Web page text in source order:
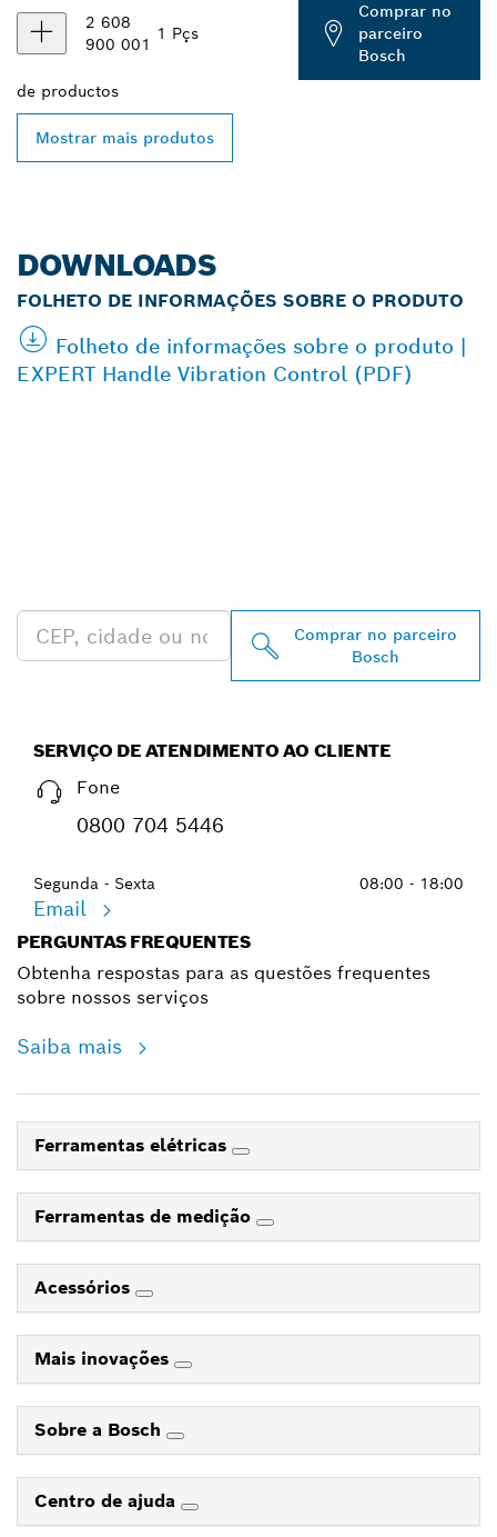
2 608
900 001
1 Pçs
Comprar no
parceiro
Bosch
de productos
Mostrar mais produtos
DOWNLOADS
FOLHETO DE INFORMAÇÕES SOBRE O PRODUTO
Folheto de informações sobre o produto |
EXPERT Handle Vibration Control (PDF)
Comprar no parceiro
Bosch
SERVIÇO DE ATENDIMENTO AO CLIENTE
Fone
0800 704 5446
Segunda - Sexta 08:00 - 18:00
Email
PERGUNTAS FREQUENTES
Obtenha respostas para as questões frequentes
sobre nossos serviços
Saiba mais
Ferramentas elétricas
Ferramentas de medição
Acessórios
Mais inovações
Sobre a Bosch
Centro de ajuda